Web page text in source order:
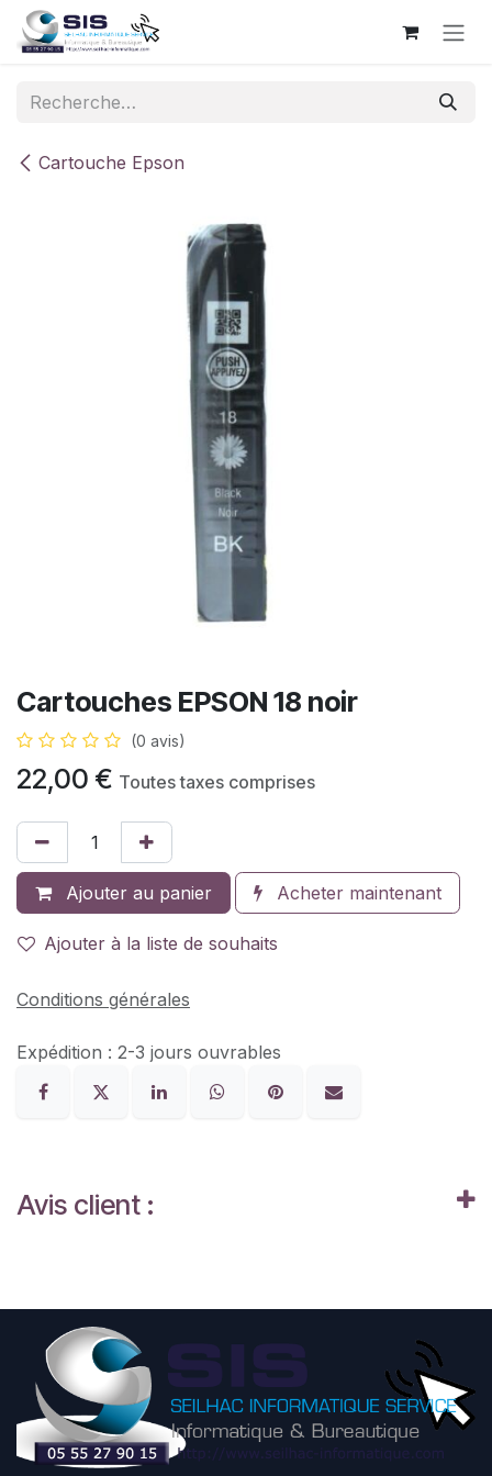
Se rendre au contenu
Cartouche Epson
Cartouches EPSON 18 noir
(0 avis)
22,00 € Toutes taxes comprises
Ajouter au panier Acheter maintenant
Ajouter à la liste de souhaits
Conditions générales
Expédition : 2-3 jours ouvrables
Avis client :